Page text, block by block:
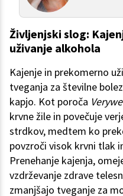
Življenjski slog:
uživanje alkohola
Kajenje in prekomerno
tveganja za številne
kapjo. Kot poroča
krvne žile in povečuje
strdkov, medtem ko
povzroči visok krvni tlak
Prenehanje kajenja,
vzdrževanje zdrave
zmanjšajo tveganje za